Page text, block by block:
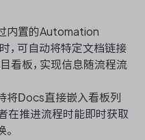
内置的Automation
，可自动将特定文档链接
看板，实现信息随流程流
将Docs直接嵌入看板列
在推进流程时能即时获取